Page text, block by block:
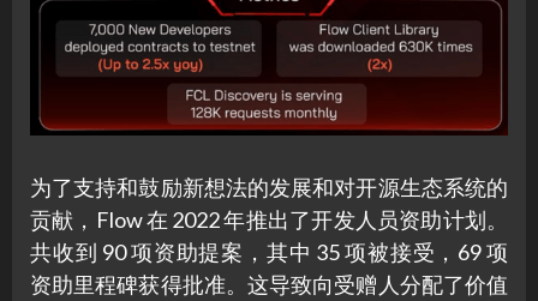
为了支持和鼓励新想法的发展和对开源生态系统的
贡献，Flow 在 2022 年推出了开发人员资助计划。
共收到 90 项资助提案，其中 35 项被接受，69 项
资助里程碑获得批准。这导致向受赠人分配了价值